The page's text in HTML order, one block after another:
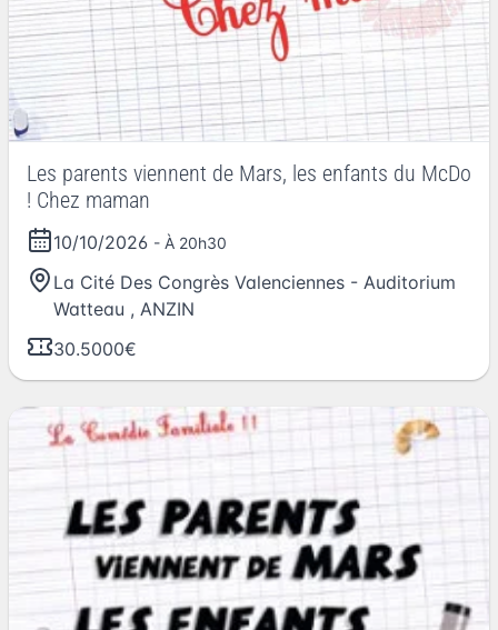
Les parents viennent de Mars, les enfants du McDo
! Chez maman
10/10/2026 - À 20h30
La Cité Des Congrès Valenciennes - Auditorium
Watteau , ANZIN
30.5000€